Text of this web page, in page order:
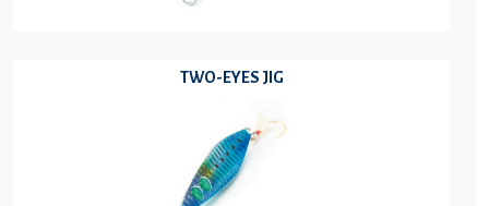
TWO-EYES JIG